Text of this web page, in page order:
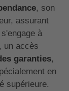
, son
assurant
à
un accès
garanties,
en
supérieure.